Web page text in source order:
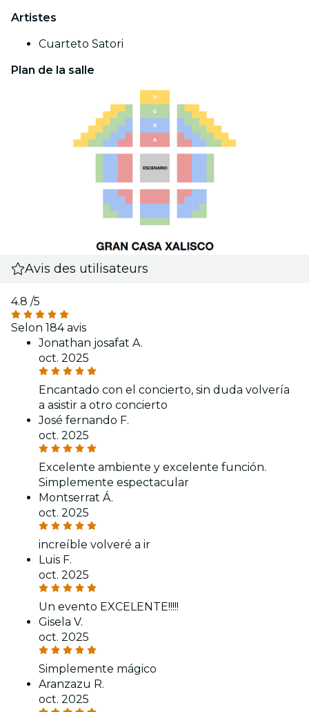
Artistes
Cuarteto Satori
Plan de la salle
Avis des utilisateurs
4.8 /5
Selon 184 avis
Jonathan josafat A.
oct. 2025
Encantado con el concierto, sin duda volvería
a asistir a otro concierto
José fernando F.
oct. 2025
Excelente ambiente y excelente función.
Simplemente espectacular
Montserrat Á.
oct. 2025
increíble volveré a ir
Luis F.
oct. 2025
Un evento EXCELENTE!!!!!
Gisela V.
oct. 2025
Simplemente mágico
Aranzazu R.
oct. 2025